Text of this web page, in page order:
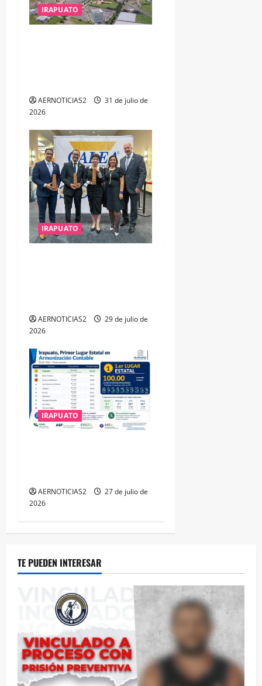
IRAPUATO
AERNOTICIAS2
31 de julio de
2026
IRAPUATO
AERNOTICIAS2
29 de julio de
2026
IRAPUATO
AERNOTICIAS2
27 de julio de
2026
TE PUEDEN INTERESAR